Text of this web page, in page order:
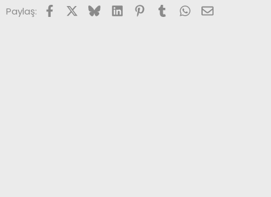
Paylaş: FacebookX (Twitter)
BlueskyLinkedInPinterest
TumblrWhatsApp
E-posta